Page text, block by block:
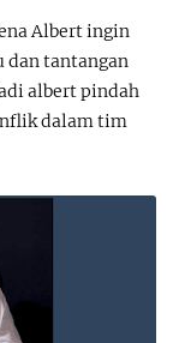
Albert ingin
dan tantangan
albert pindah
dalam tim